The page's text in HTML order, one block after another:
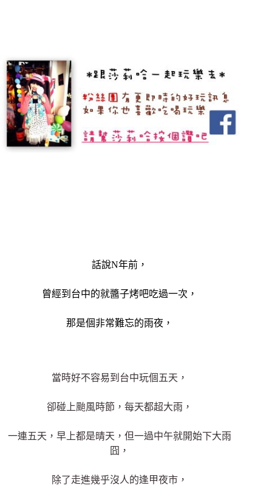
話說N年前，
曾經到台中的就醬子烤吧吃過一次，
那是個非常難忘的雨夜，
當時好不容易到台中玩個五天，
卻碰上颱風時節，每天都超大雨，
一連五天，早上都是晴天，但一過中午就開始下大雨
囧，
除了走進幾乎沒人的逢甲夜市，